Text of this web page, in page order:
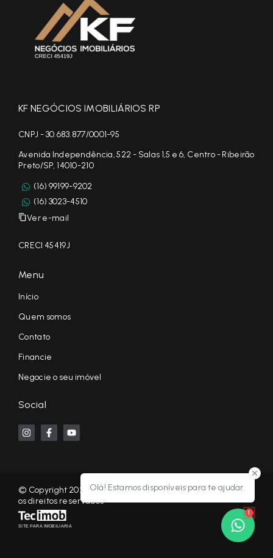
Olá! Estamos disponíveis para te ajudar.
1
KF NEGÓCIOS IMOBILIÁRIOS RP
CNPJ - 30.683.877/0001-95
Avenida Independência, 522 - Salas 1,5 e 6, Centro - Ribeirão
Preto/SP, 14010-210
(16) 99199-9202
(16) 3023-4510
Ver e-mail
CRECI 45419J
Menu
Início
Quem somos
Contato
Financie
Negocie o seu imóvel
Social
© Copyright 2026 - KF NEGÓCIOS IMOBILIÁRIOS RP - Todos
os direitos reservados
SITE PARA IMOBILIARIA